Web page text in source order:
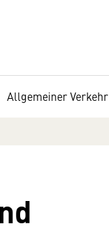
Allgemeiner Verkehr